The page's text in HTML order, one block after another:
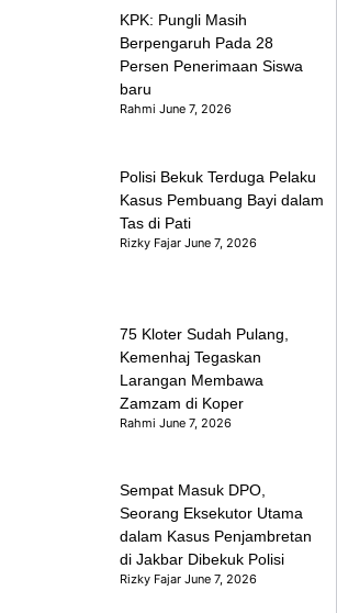
KPK: Pungli Masih
Berpengaruh Pada 28
Persen Penerimaan Siswa
baru
RahmiJune 7, 2026
Polisi Bekuk Terduga Pelaku
Kasus Pembuang Bayi dalam
Tas di Pati
Rizky FajarJune 7, 2026
75 Kloter Sudah Pulang,
Kemenhaj Tegaskan
Larangan Membawa
Zamzam di Koper
RahmiJune 7, 2026
Sempat Masuk DPO,
Seorang Eksekutor Utama
dalam Kasus Penjambretan
di Jakbar Dibekuk Polisi
Rizky FajarJune 7, 2026